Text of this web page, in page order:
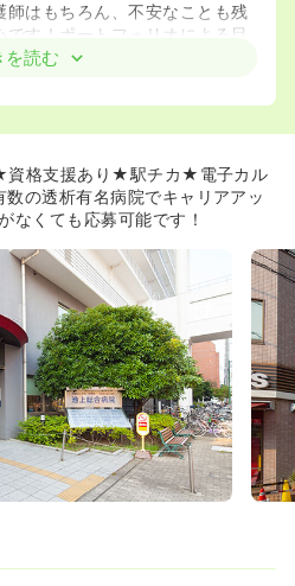
はもちろん、不安なことも残
です！ポートフォリオによる目
アアップしたいとお考えの方に
でき、自分が受けたい授業を
されています。病室や廊下
が余裕を持って移動できる幅
者さんだけではなく、看護師
また駅から徒歩1分の立地もおす
は『救急病棟』にて対応して
の緊急入院対応は基本的にな
ことができます！
組み合わせで、1週間程度の
実家に帰る方が多く、メリハ
！同院の希望休は「月に3
ポーツ、音楽など、趣味の時間
を読む
資格支援あり★駅チカ★電子カル
の透析有名病院でキャリアアッ
なくても応募可能です！